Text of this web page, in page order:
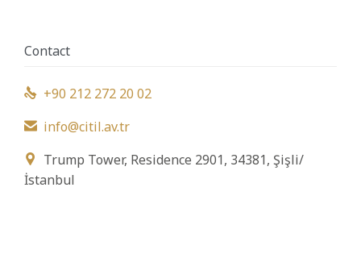
Contact
 +90 212 272 20 02
 info@citil.av.tr

Trump Tower, Residence 2901, 34381, Şişli/
İstanbul